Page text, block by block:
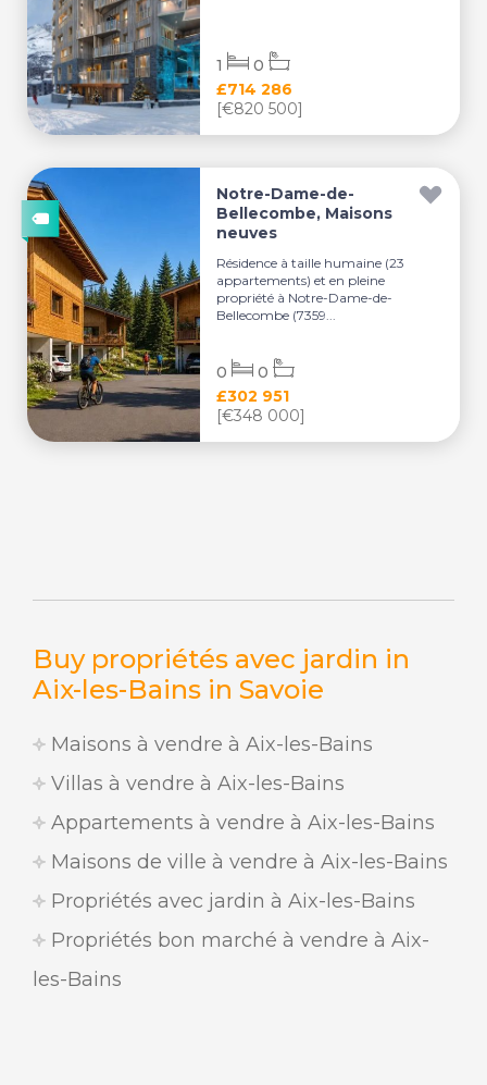
Buy propriétés avec jardin in
Aix-les-Bains in Savoie
Maisons à vendre à Aix-les-Bains
Villas à vendre à Aix-les-Bains
Appartements à vendre à Aix-les-Bains
Maisons de ville à vendre à Aix-les-Bains
Propriétés avec jardin à Aix-les-Bains
Propriétés bon marché à vendre à Aix-
les-Bains
£714 286
[€820 500]
1 0
Notre-Dame-de-
Bellecombe, Maisons
neuves
Résidence à taille humaine (23
appartements) et en pleine
propriété à Notre-Dame-de-
Bellecombe (7359...
£302 951
[€348 000]
0 0